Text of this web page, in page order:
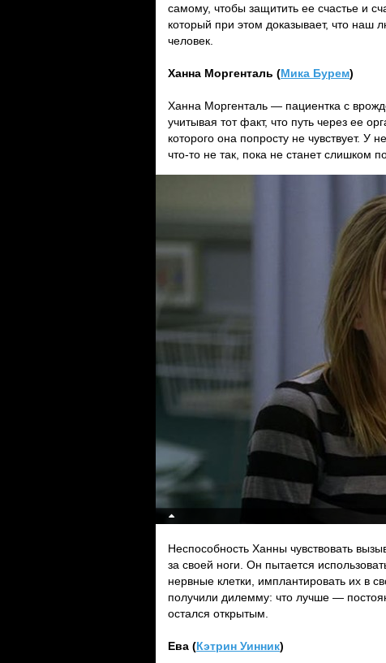
самому, чтобы защитить ее счастье и
который при этом доказывает, что наш
человек.
Ханна Моргенталь (Мика Бурем)
Ханна Моргенталь — пациентка с
учитывая тот факт, что путь через ее
которого она попросту не чувствует. У
что-то не так, пока не станет слишком
Неспособность Ханны чувствовать
за своей ноги. Он пытается
нервные клетки, имплантировать их в
получили дилемму: что лучше —
остался открытым.
Ева (Кэтрин Уинник)